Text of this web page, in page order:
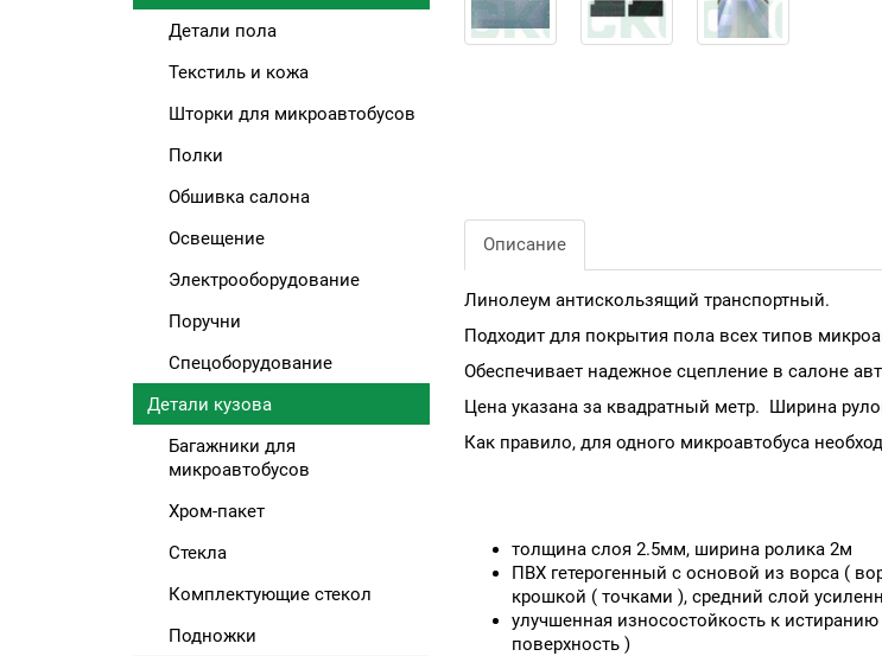
Детали пола
Текстиль и кожа
Шторки для микроавтобусов
Полки
Обшивка салона
Освещение
Электрооборудование
Поручни
Спецоборудование
Детали кузова
Багажники для
микроавтобусов
Хром-пакет
Стекла
Комплектующие стекол
Подножки
Описание
Линолеум антискользящий транспортный.
Подходит для покрытия пола всех типов
Обеспечивает надежное сцепление в салоне
Цена указана за квадратный метр. Ширина
Как правило, для одного микроавтобуса
толщина слоя 2.5мм, ширина ролика 2м
ПВХ гетерогенный с основой из ворса (
крошкой ( точками ), средний слой
улучшенная износостойкость к
поверхность )